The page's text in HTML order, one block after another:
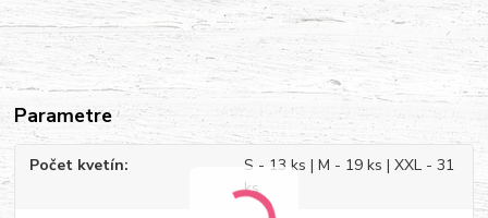
Parametre
Počet kvetín
S - 13 ks | M - 19 ks | XXL - 31
ks